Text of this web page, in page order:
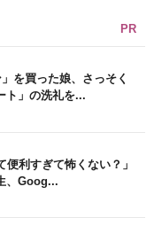
PR
を買った娘、さっそく
ト」の洗礼を...
利すぎて怖くない？」
、Goog...